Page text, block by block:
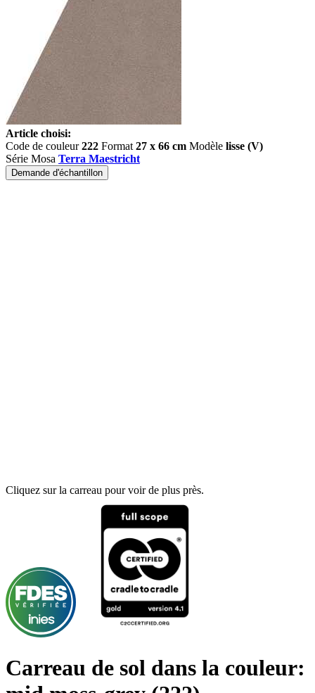
Article choisi:
Code de couleur222 Format 27 x 66 cm Modèle lisse (V)
Série Mosa Terra Maestricht
Demande d'échantillon
Cliquez sur la carreau pour voir de plus près.
Carreau de sol dans la couleur: